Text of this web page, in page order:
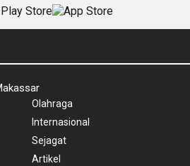
Olahraga
Internasional
Sejagat
Artikel